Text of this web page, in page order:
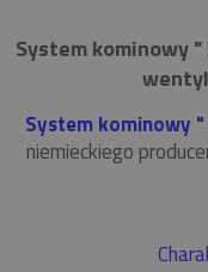
System kominowy "
System kominowy "
niemieckiego